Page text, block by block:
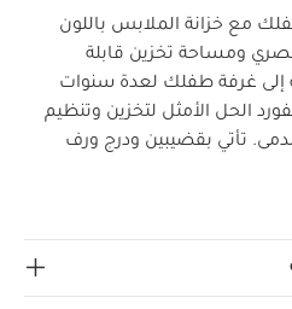
مع خزانة الملابس باللون
ومساحة تخزين قابلة
إلى غرفة طفلك لعدة سنوات
الحل الأمثل لتخزين وتنظيم
تأتي بقضيبين ودرج ورف
حسب الحاجة